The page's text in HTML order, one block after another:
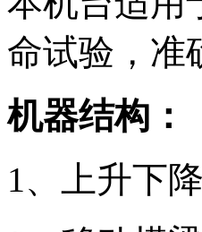
命试验，准
机器结构：
1、上升下